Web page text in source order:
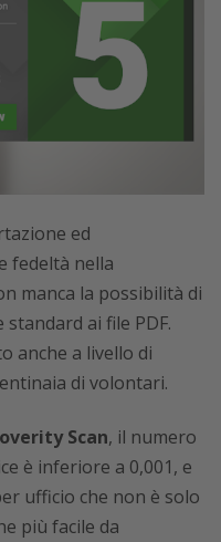
ed
fedeltà nella
manca la possibilità di
ai file PDF.
anche a livello di
di volontari.
Scan, il numero
è inferiore a 0,001, e
ufficio che non è solo
più facile da